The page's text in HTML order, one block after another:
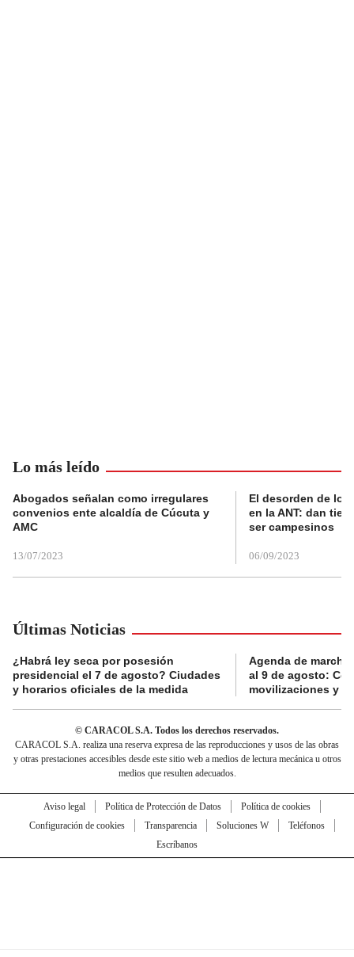
Lo más leído
Abogados señalan como irregulares
convenios ente alcaldía de Cúcuta y
AMC
13/07/2023
El desorden de
en la ANT: dan
ser campesinos
06/09/2023
Últimas Noticias
¿Habrá ley seca por posesión
presidencial el 7 de agosto? Ciudades
y horarios oficiales de la medida
Agenda de
al 9 de agosto:
movilizaciones y
© CARACOL S.A. Todos los derechos reservados.
CARACOL S.A. realiza una reserva expresa de las reproducciones y usos de las obras
y otras prestaciones accesibles desde este sitio web a medios de lectura mecánica u otros
medios que resulten adecuados.
Aviso legal Política de Protección de Datos
Política de cookies
Configuración de cookies
Transparencia Soluciones W
Teléfonos
Escríbanos